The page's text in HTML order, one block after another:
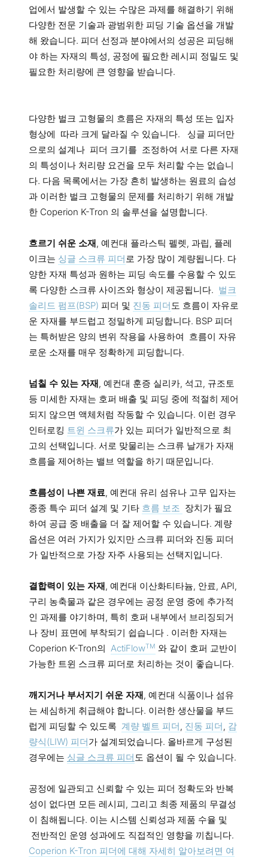
업에서 발생할 수 있는 수많은 과제를 해결하기 위해
다양한 전문 기술과 광범위한 피딩 기술 옵션을 개발
해 왔습니다. 피더 선정과 분야에서의 성공은 피딩해
야 하는 자재의 특성, 공정에 필요한 레시피 정밀도 및
필요한 처리량에 큰 영향을 받습니다.
다양한 벌크 고형물의 흐름은 자재의 특성 또는 입자
형상에 따라 크게 달라질 수 있습니다. 싱글 피더만
으로의 설계나 피더 크기를 조정하여 서로 다른 자재
의 특성이나 처리량 요건을 모두 처리할 수는 없습니
다. 다음 목록에서는 가장 흔히 발생하는 원료의 습성
과 이러한 벌크 고형물의 문제를 처리하기 위해 개발
한 Coperion K-Tron 의 솔루션을 설명합니다.
흐르기 쉬운 소재, 예컨대 플라스틱 펠렛, 과립, 플레
이크는 싱글 스크류 피더로 가장 많이 계량됩니다. 다
양한 자재 특성과 원하는 피딩 속도를 수용할 수 있도
록 다양한 스크류 사이즈와 형상이 제공됩니다. 벌크
솔리드 펌프(BSP) 피더 및 진동 피더도 흐름이 자유로
운 자재를 부드럽고 정밀하게 피딩합니다. BSP 피더
는 특허받은 양의 변위 작용을 사용하여 흐름이 자유
로운 소재를 매우 정확하게 피딩합니다.
넘칠 수 있는 자재, 예컨대 훈증 실리카, 석고, 규조토
등 미세한 자재는 호퍼 배출 및 피딩 중에 적절히 제어
되지 않으면 액체처럼 작동할 수 있습니다. 이런 경우
인터로킹 트윈 스크류가 있는 피더가 일반적으로 최
고의 선택입니다. 서로 맞물리는 스크류 날개가 자재
흐름을 제어하는 밸브 역할을 하기 때문입니다.
흐름성이 나쁜 재료, 예컨대 유리 섬유나 고무 입자는
종종 특수 피더 설계 및 기타 흐름 보조 장치가 필요
하여 공급 중 배출을 더 잘 제어할 수 있습니다. 계량
옵션은 여러 가지가 있지만 스크류 피더와 진동 피더
가 일반적으로 가장 자주 사용되는 선택지입니다.
결합력이 있는 자재, 예컨대 이산화티타늄, 안료, API,
구리 농축물과 같은 경우에는 공정 운영 중에 추가적
인 과제를 야기하며, 특히 호퍼 내부에서 브리징되거
나 장비 표면에 부착되기 쉽습니다 . 이러한 자재는
Coperion K-Tron의 ActiFlowTM 와 같이 호퍼 교반이
가능한 트윈 스크류 피더로 처리하는 것이 좋습니다.
깨지거나 부서지기 쉬운 자재, 예컨대 식품이나 섬유
는 세심하게 취급해야 합니다. 이러한 생산물을 부드
럽게 피딩할 수 있도록 계량 벨트 피더, 진동 피더, 감
량식(LIW) 피더가 설계되었습니다. 올바르게 구성된
경우에는 싱글 스크류 피더도 옵션이 될 수 있습니다.
공정에 일관되고 신뢰할 수 있는 피더 정확도와 반복
성이 없다면 모든 레시피, 그리고 최종 제품의 무결성
이 침해됩니다. 이는 시스템 신뢰성과 제품 수율 및
전반적인 운영 성과에도 직접적인 영향을 끼칩니다.
Coperion K-Tron 피더에 대해 자세히 알아보려면 여